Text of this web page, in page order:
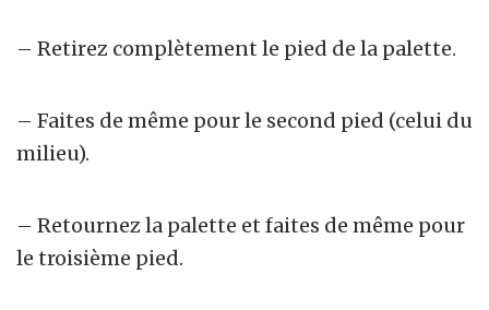
– Retirez complètement le pied de la palette.
– Faites de même pour le second pied (celui du
milieu).
– Retournez la palette et faites de même pour
le troisième pied.